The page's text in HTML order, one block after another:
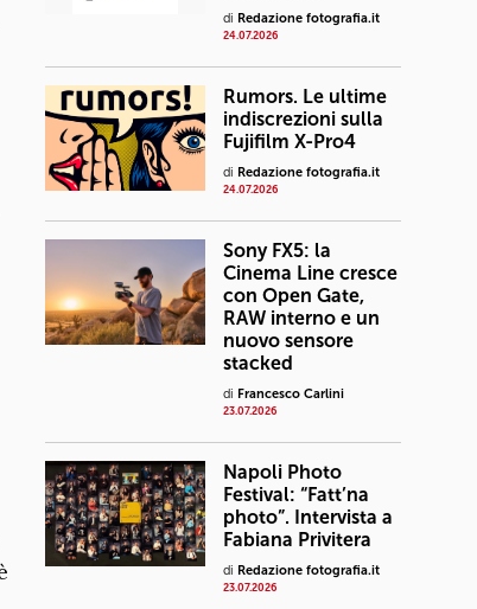
di Redazione fotografia.it
24.07.2026
Rumors. Le ultime
indiscrezioni sulla
Fujifilm X-Pro4
di Redazione fotografia.it
24.07.2026
Sony FX5: la
Cinema Line cresce
con Open Gate,
RAW interno e un
nuovo sensore
stacked
di Francesco Carlini
23.07.2026
Napoli Photo
Festival: “Fatt’na
photo”. Intervista a
Fabiana Privitera
di Redazione fotografia.it
23.07.2026